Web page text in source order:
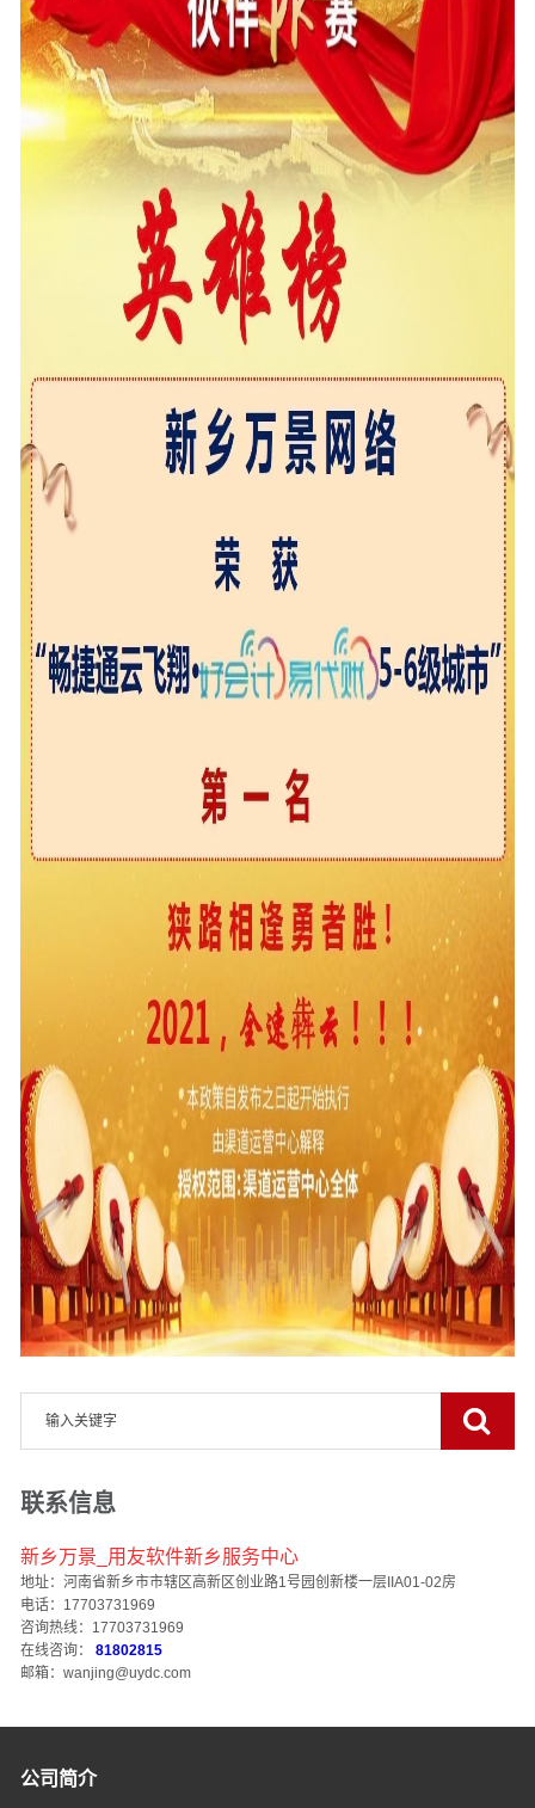
联系信息
新乡万景_用友软件新乡服务中心
地址：河南省新乡市市辖区高新区创业路1号园创新楼一层IIA01-02房
电话：17703731969
咨询热线：17703731969
在线咨询：
81802815
邮箱：wanjing@uydc.com
公司简介